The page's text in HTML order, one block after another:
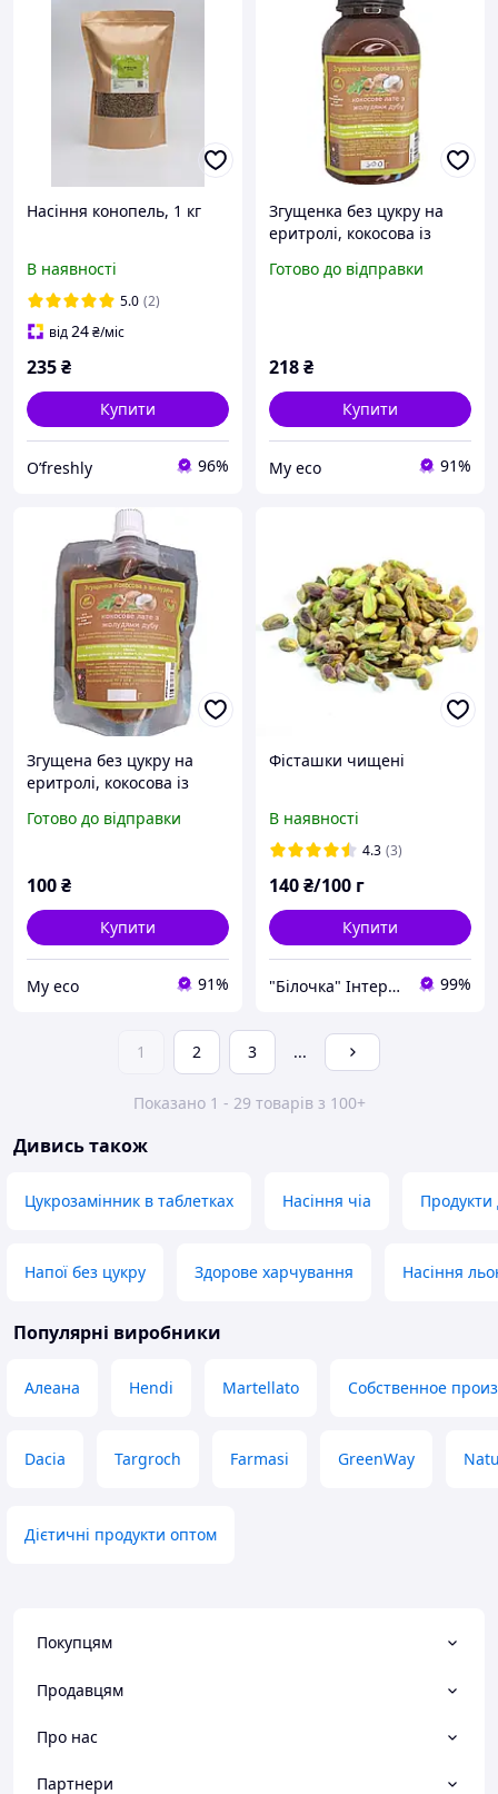
Насіння конопель, 1 кг
В наявності
5.0 (2)
від24₴/міс
235₴
Купити
O’freshly 96%
Згущенка без цукру на
еритролі, кокосова із
Готово до відправки
218₴
Купити
Му eco 91%
Згущена без цукру на
еритролі, кокосова із
Готово до відправки
100₴
Купити
Му eco 91%
Фісташки чищені
В наявності
4.3 (3)
140₴/100 г
Купити
"Білочка" Інтернет магазин горіхів та сухофруктів 99%
1 2 3 ...
Показано 1 - 29 товарів з 100+
Дивись також
Цукрозамінник в таблетках Насіння чіа Продукти
Напої без цукру Здорове харчування Насіння
Популярні виробники
Алеана Hendi Martellato Собственное
Dacia Targroch Farmasi GreenWay
Дієтичні продукти оптом
Покупцям
Продавцям
Про нас
Партнери